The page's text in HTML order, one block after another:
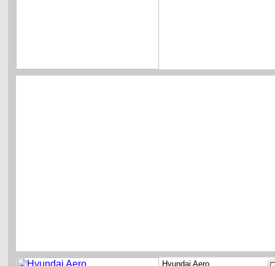
Hyundai Aero